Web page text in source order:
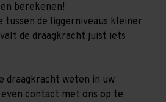
berekenen!
tussen de liggerniveaus kleiner
de draagkracht juist iets
draagkracht weten in uw
contact met ons op te